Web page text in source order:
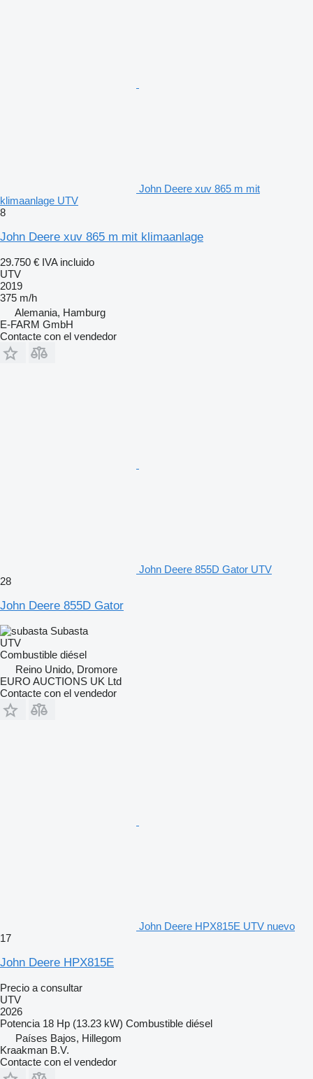
John Deere xuv 865 m mit
klimaanlage UTV
8
John Deere xuv 865 m mit klimaanlage
29.750 € IVA incluido
UTV
2019
375 m/h
Alemania, Hamburg
E-FARM GmbH
Contacte con el vendedor
John Deere 855D Gator UTV
28
John Deere 855D Gator
Subasta
UTV
Combustible diésel
Reino Unido, Dromore
EURO AUCTIONS UK Ltd
Contacte con el vendedor
John Deere HPX815E UTV nuevo
17
John Deere HPX815E
Precio a consultar
UTV
2026
Potencia 18 Hp (13.23 kW) Combustible diésel
Países Bajos, Hillegom
Kraakman B.V.
Contacte con el vendedor